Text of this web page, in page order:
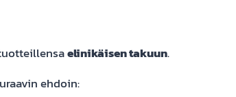
elinikäisen takuun.
ehdoin: